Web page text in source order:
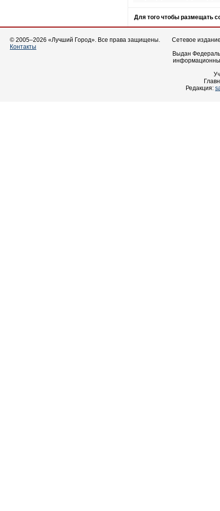
Для того чтобы размещать
© 2005–2026 «Лучший Город». Все права защищены.
Контакты
Сетевое
Выдан
Редакция: